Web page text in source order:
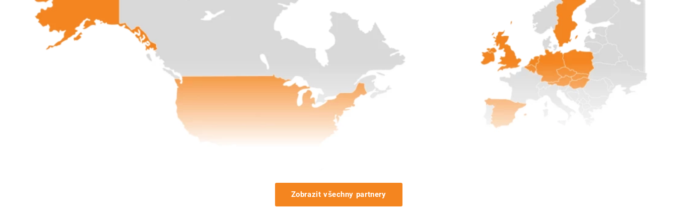
Zobrazit všechny partnery